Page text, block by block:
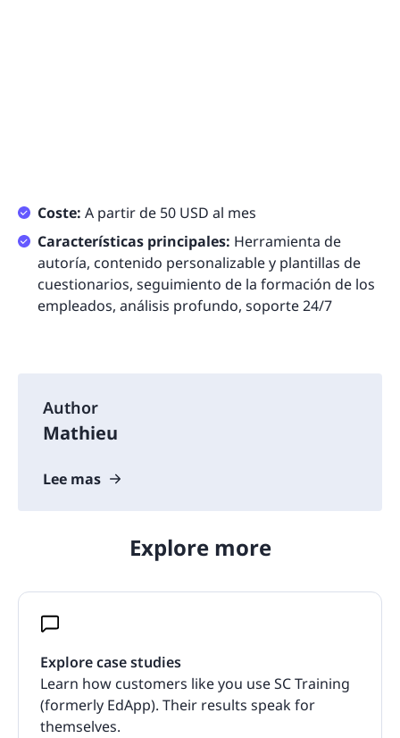
Coste: A partir de 50 USD al mes
Características principales: Herramienta de
autoría, contenido personalizable y plantillas de
cuestionarios, seguimiento de la formación de los
empleados, análisis profundo, soporte 24/7
Author
Mathieu
Lee mas
Explore more
Explore case studies
Learn how customers like you use SC Training
(formerly EdApp). Their results speak for
themselves.